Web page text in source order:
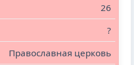
26
?
Православная церковь